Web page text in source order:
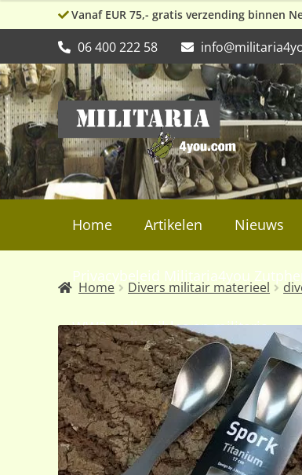
Vanaf EUR 75,- gratis verzending binnen
06 400 222 58
Ga
door
naar
navigatie
Ga
naar
de
inhoud
Home Artikelen Nieuws
Privacybeleid Militaria4you
WW2, collectibles en militaria
Home Divers militair materieel